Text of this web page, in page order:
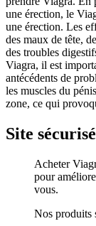
une érection, le
une érection. Les
des maux de tête,
des troubles
Viagra, il est
antécédents de
les muscles du
zone, ce qui
Site
Acheter
pour
vous.
Nos produits